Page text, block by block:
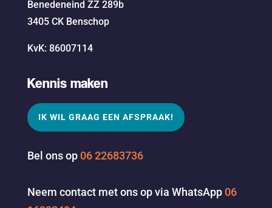
Benedeneind ZZ 289b
3405 CK Benschop
KvK: 86007114
Kennis maken
IK WIL GRAAG EEN AFSPRAAK!
Bel ons op 06 22683736
Neem contact met ons op via WhatsApp 06